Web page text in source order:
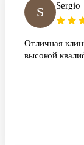
S Sergio
Отличная
высокой